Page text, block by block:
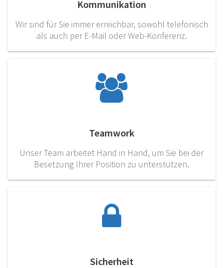
Kommunikation
Wir sind für Sie immer erreichbar, sowohl telefonisch
als auch per E-Mail oder Web-Konferenz.
Teamwork
Unser Team arbeitet Hand in Hand, um Sie bei der
Besetzung Ihrer Position zu unterstützen.
Sicherheit